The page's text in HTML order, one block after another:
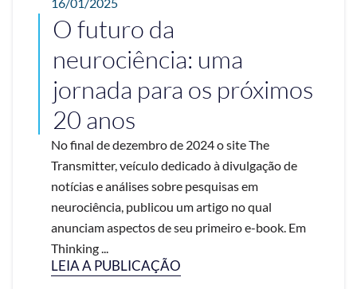
O futuro da
neurociência: uma
jornada para os próximos
20 anos
No final de dezembro de 2024 o site The
Transmitter, veículo dedicado à divulgação de
notícias e análises sobre pesquisas em
neurociência, publicou um artigo no qual
anunciam aspectos de seu primeiro e-book. Em
Thinking ...
LEIA A PUBLICAÇÃO